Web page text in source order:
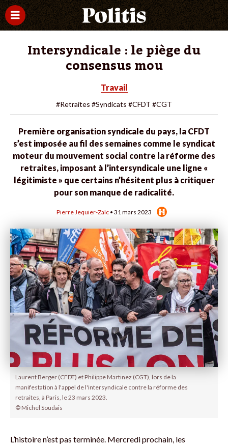
Intersyndicale : le piège du
consensus mou
Travail
#Retraites #Syndicats #CFDT #CGT
Première organisation syndicale du pays, la CFDT
s’est imposée au fil des semaines comme le syndicat
moteur du mouvement social contre la réforme des
retraites, imposant à l’intersyndicale une ligne «
légitimiste » que certains n’hésitent plus à critiquer
pour son manque de radicalité.
Pierre Jequier-Zalc • 31 mars 2023
Laurent Berger (CFDT) et Philippe Martinez (CGT), lors de la
manifestation à l'appel de l'intersyndicale contre la réforme des
retraites, à Paris, le 23 mars 2023.
© Michel Soudais
L’histoire n’est pas terminée. Mercredi prochain, les